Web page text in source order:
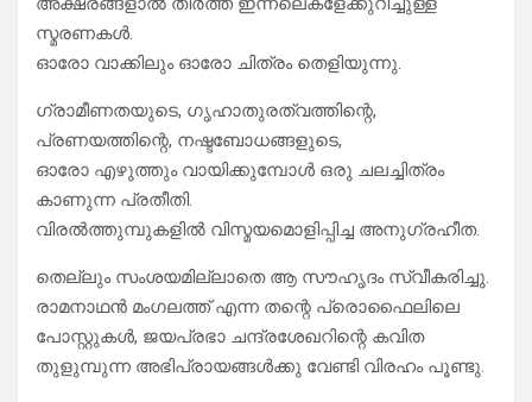
സ്മരണകൾ.
ഓരോ വാക്കിലും ഓരോ ചിത്രം തെളിയുന്നു.
ഗ്രാമീണതയുടെ, ഗൃഹാതുരത്വത്തിന്റെ,
പ്രണയത്തിന്റെ, നഷ്ടബോധങ്ങളുടെ,
ഓരോ എഴുത്തും വായിക്കുമ്പോൾ ഒരു ചലച്ചിത്രം
കാണുന്ന പ്രതീതി.
വിരൽത്തുമ്പുകളിൽ വിസ്മയമൊളിപ്പിച്ച അനുഗ്രഹീത.
തെല്ലും സംശയമില്ലാതെ ആ സൗഹൃദം സ്വീകരിച്ചു.
രാമനാഥൻ മംഗലത്ത് എന്ന തന്റെ പ്രൊഫൈലിലെ
പോസ്റ്റുകൾ, ജയപ്രഭാ ചന്ദ്രശേഖറിന്റെ കവിത
തുളുമ്പുന്ന അഭിപ്രായങ്ങൾക്കു വേണ്ടി വിരഹം പൂണ്ടു.